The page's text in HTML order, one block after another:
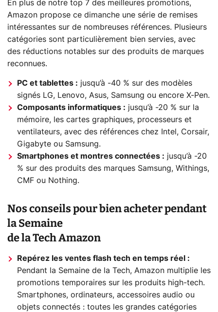
En plus de notre top 7 des meilleures promotions,
Amazon propose ce dimanche une série de remises
intéressantes sur de nombreuses références. Plusieurs
catégories sont particulièrement bien servies, avec
des réductions notables sur des produits de marques
reconnues.
PC et tablettes : jusqu’à -40 % sur des modèles
signés LG, Lenovo, Asus, Samsung ou encore X-Pen.
Composants informatiques : jusqu’à -20 % sur la
mémoire, les cartes graphiques, processeurs et
ventilateurs, avec des références chez Intel, Corsair,
Gigabyte ou Samsung.
Smartphones et montres connectées : jusqu’à -20
% sur des produits des marques Samsung, Withings,
CMF ou Nothing.
Nos conseils pour bien acheter pendant
la Semaine
de la Tech Amazon
Repérez les ventes flash tech en temps réel :
Pendant la Semaine de la Tech, Amazon multiplie les
promotions temporaires sur les produits high-tech.
Smartphones, ordinateurs, accessoires audio ou
objets connectés : toutes les grandes catégories